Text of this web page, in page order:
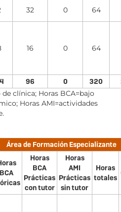
32 0 64
16 0 64
96 0 320
clínica; Horas BCA=bajo
Horas AMI=actividades
Área de Formación Especializante
BCA
Horas
BCA
Prácticas
con tutor
Horas
AMI
Prácticas
sin tutor
Horas
totales